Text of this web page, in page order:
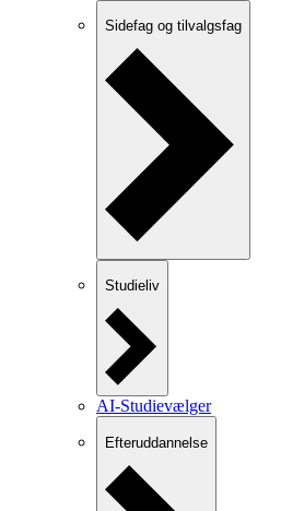
Sidefag og tilvalgsfag
Studieliv
AI-Studievælger
Efteruddannelse